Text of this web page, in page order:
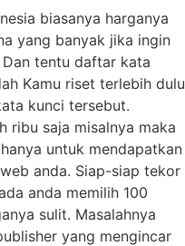
biasanya harganya
yang banyak jika ingin
tentu daftar kata
Kamu riset terlebih dulu
kunci tersebut.
ribu saja misalnya maka
untuk mendapatkan
anda. Siap-siap tekor
anda memilih 100
sulit. Masalahnya
yang mengincar